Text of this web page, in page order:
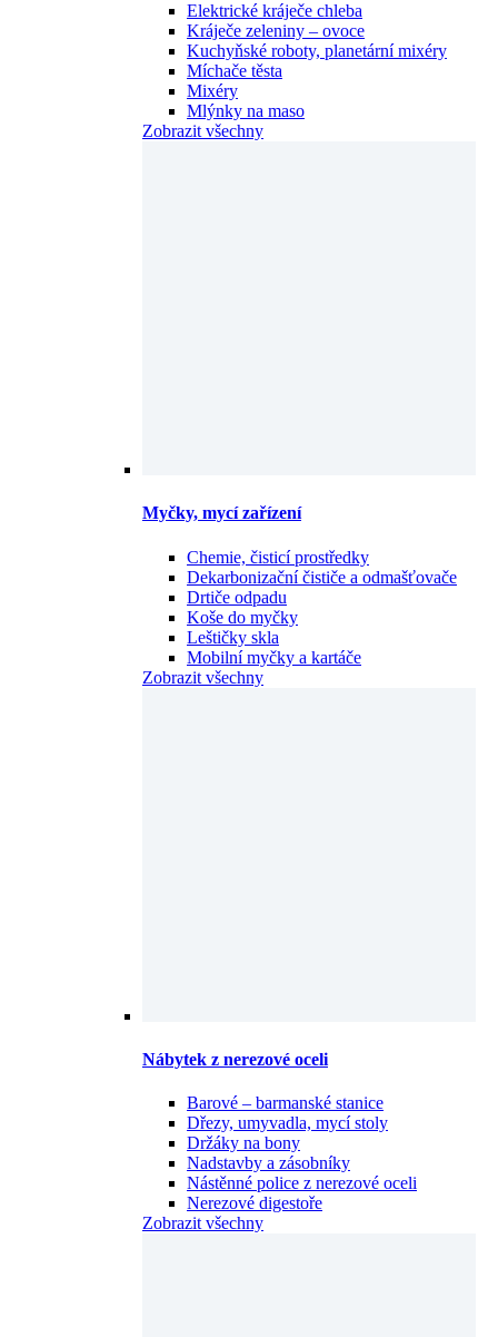
Elektrické kráječe chleba
Kráječe zeleniny – ovoce
Kuchyňské roboty, planetární mixéry
Míchače těsta
Mixéry
Mlýnky na maso
Zobrazit všechny
Myčky, mycí zařízení
Chemie, čisticí prostředky
Dekarbonizační čističe a odmašťovače
Drtiče odpadu
Koše do myčky
Leštičky skla
Mobilní myčky a kartáče
Zobrazit všechny
Nábytek z nerezové oceli
Barové – barmanské stanice
Dřezy, umyvadla, mycí stoly
Držáky na bony
Nadstavby a zásobníky
Nástěnné police z nerezové oceli
Nerezové digestoře
Zobrazit všechny